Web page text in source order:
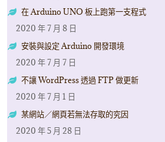
在 Arduino UNO 板上跑第一支程式
2020 年 7 月 8 日
安裝與設定 Arduino 開發環境
2020 年 7 月 7 日
不讓 WordPress 透過 FTP 做更新
2020 年 7 月 1 日
某網站／網頁若無法存取的究因
2020 年 5 月 28 日